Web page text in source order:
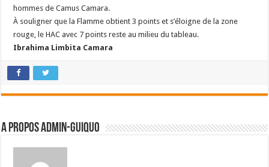
hommes de Camus Camara.
À souligner que la Flamme obtient 3 points et s’éloigne de la zone
rouge, le HAC avec 7 points reste au milieu du tableau.
Ibrahima Limbita Camara
A propos admin-guiquo